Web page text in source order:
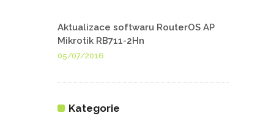
Aktualizace softwaru RouterOS AP
Mikrotik RB711-2Hn
05/07/2016
Kategorie